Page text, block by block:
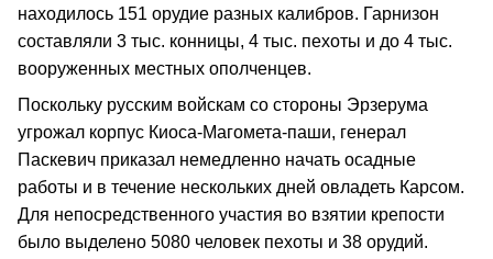
находилось 151 орудие разных калибров. Гарнизон
составляли 3 тыс. конницы, 4 тыс. пехоты и до 4 тыс.
вооруженных местных ополченцев.
Поскольку русским войскам со стороны Эрзерума
угрожал корпус Киоса-Магомета-паши, генерал
Паскевич приказал немедленно начать осадные
работы и в течение нескольких дней овладеть Карсом.
Для непосредственного участия во взятии крепости
было выделено 5080 человек пехоты и 38 орудий.